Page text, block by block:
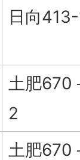
日向
土肥670
2
土肥670